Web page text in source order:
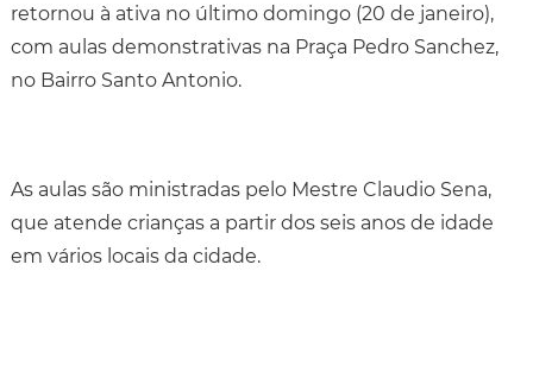
retornou à ativa no último domingo (20 de janeiro),
com aulas demonstrativas na Praça Pedro Sanchez,
no Bairro Santo Antonio.
As aulas são ministradas pelo Mestre Claudio Sena,
que atende crianças a partir dos seis anos de idade
em vários locais da cidade.